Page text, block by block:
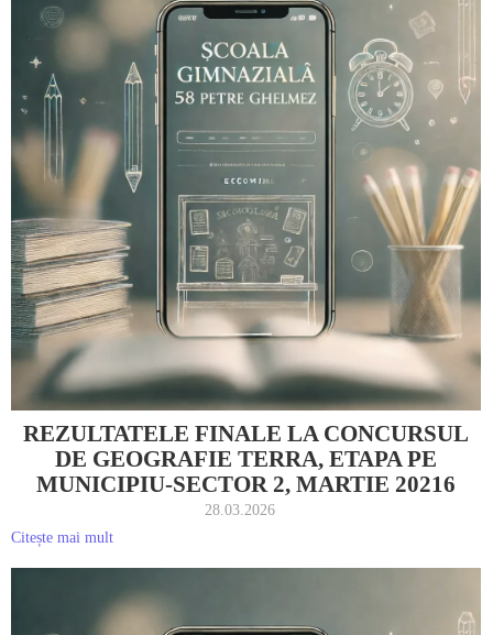
REZULTATELE FINALE LA CONCURSUL
DE GEOGRAFIE TERRA, ETAPA PE
MUNICIPIU-SECTOR 2, MARTIE 20216
28.03.2026
Citește mai mult